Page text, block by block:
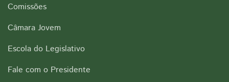
Comissões
Câmara Jovem
Escola do Legislativo
Fale com o Presidente